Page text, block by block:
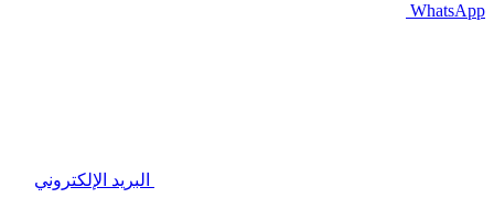
WhatsApp
البريد الإلكتروني